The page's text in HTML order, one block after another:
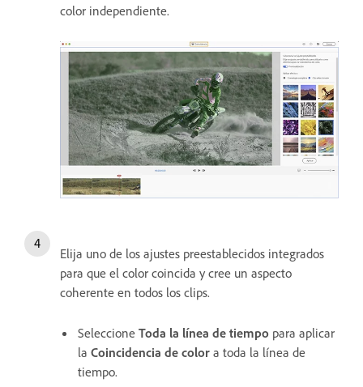
color independiente.
Elija uno de los ajustes preestablecidos integrados
para que el color coincida y cree un aspecto
coherente en todos los clips.
Seleccione Toda la línea de tiempo para aplicar
la Coincidencia de color a toda la línea de
tiempo.